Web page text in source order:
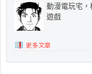
動漫電玩宅
遊戲
更多文章